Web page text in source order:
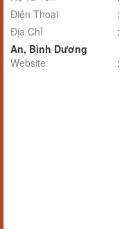
Điện Thoại
:
Địa Chỉ
:
An, Bình Dương
Website
: